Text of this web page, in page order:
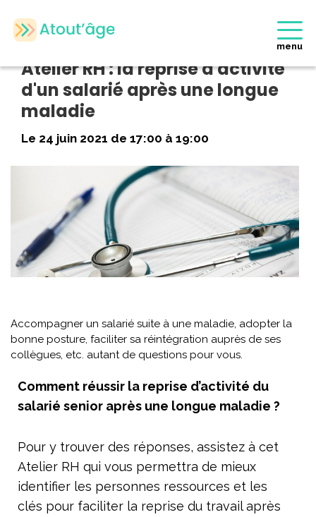
menu
Accueil > Evènements > Atelier RH : la reprise d’activité d’un
salarié après une longue maladie
Atelier RH : la reprise d'activité
d'un salarié après une longue
maladie
Le 24 juin 2021 de 17:00 à 19:00
Accompagner un salarié suite à une maladie, adopter la
bonne posture, faciliter sa réintégration auprès de ses
collègues, etc. autant de questions pour vous.
Comment réussir la reprise d’activité du
salarié senior après une longue maladie ?
Pour y trouver des réponses, assistez à cet
Atelier RH qui vous permettra de mieux
identifier les personnes ressources et les
clés pour faciliter la reprise du travail après